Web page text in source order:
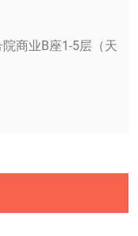
商业B座1-5层（天